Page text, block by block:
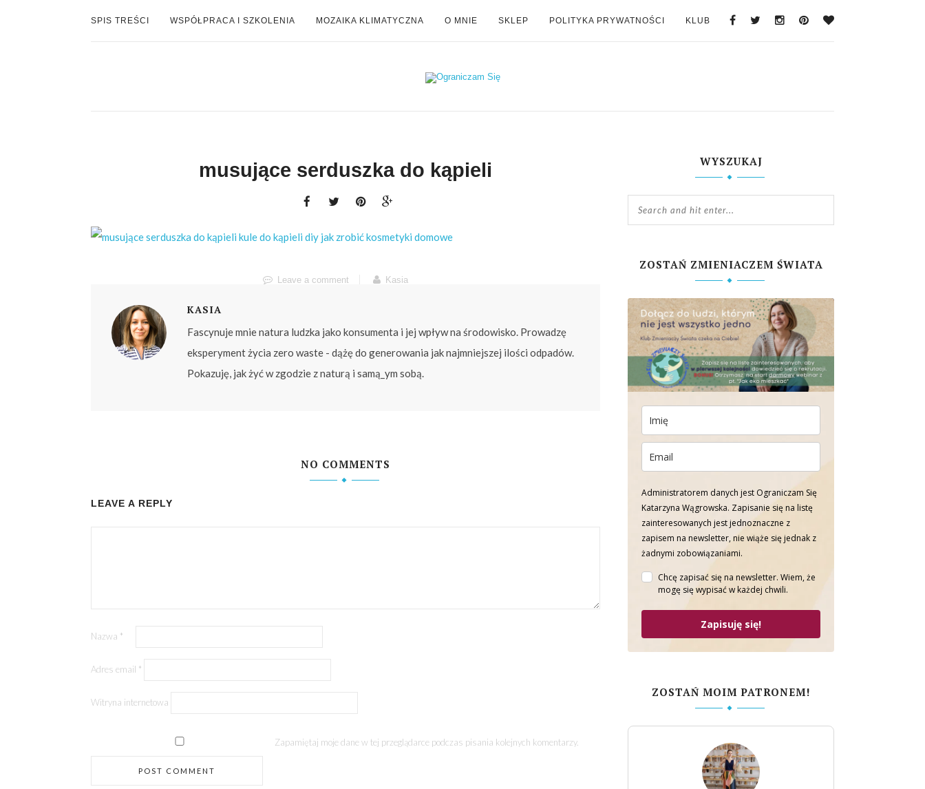
SPIS TREŚCI WSPÓŁPRACA I SZKOLENIA MOZAIKA KLIMATYCZNA O MNIE SKLEP POLITYKA PRYWATNOŚCI KLUB
musujące serduszka do kąpieli
Leave a comment Kasia
KASIA
Fascynuje mnie natura ludzka jako konsumenta i jej wpływ na środowisko. Prowadzę
eksperyment życia zero waste - dążę do generowania jak najmniejszej ilości odpadów.
Pokazuję, jak żyć w zgodzie z naturą i samą_ym sobą.
NO COMMENTS
LEAVE A REPLY
Nazwa *
Adres email *
Witryna internetowa
Zapamiętaj moje dane w tej przeglądarce podczas pisania kolejnych komentarzy.
WYSZUKAJ
ZOSTAŃ ZMIENIACZEM ŚWIATA
Administratorem danych jest Ograniczam Się
Katarzyna Wągrowska. Zapisanie się na listę
zainteresowanych jest jednoznaczne z
zapisem na newsletter, nie wiąże się jednak z
żadnymi zobowiązaniami.
Chcę zapisać się na newsletter. Wiem, że
mogę się wypisać w każdej chwili.
Zapisuję się!
ZOSTAŃ MOIM PATRONEM!